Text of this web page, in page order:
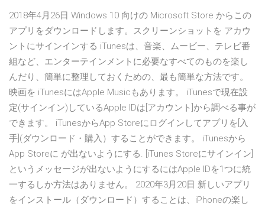
2018年4月26日 Windows 10 向けの Microsoft Store からこの
アプリをダウンロードします。スクリーンショットを アカウ
ントにサインインする iTunesは、音楽、ムービー、テレビ番
組など、エンターテインメントに必要なすべてのものを楽し
んだり、簡単に整理しておくための、最も簡単な方法です。
映画を iTunesにはApple Musicもあります。 iTunesで現在設
定(サインイン)しているApple IDは[アカウント]から調べる事が
できます。 iTunesからApp Storeにログインしてアプリを[入
手](ダウンロード・購入）することができます。 iTunesから
App Storeに が出ないようにする. [iTunes Storeにサインイン]
というメッセージが出ないようにするにはApple IDを1つに統
一するしか方法はありません。 2020年3月20日 新しいアプリ
をインストール（ダウンロード）することは、iPhoneの楽し